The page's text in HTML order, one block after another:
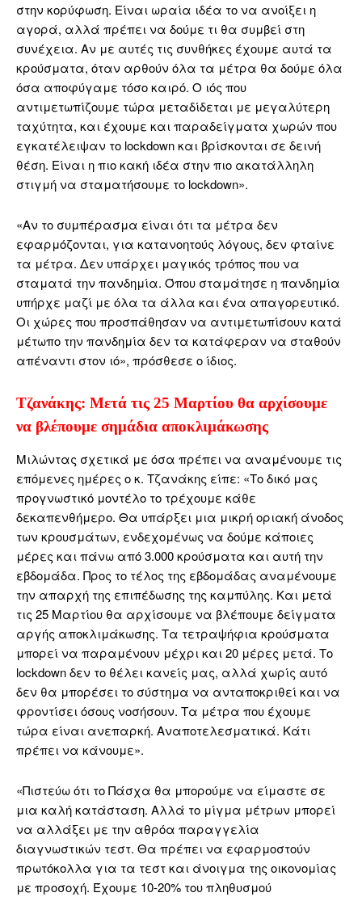
στην κορύφωση. Είναι ωραία ιδέα το να ανοίξει η
αγορά, αλλά πρέπει να δούμε τι θα συμβεί στη
συνέχεια. Αν με αυτές τις συνθήκες έχουμε αυτά τα
κρούσματα, όταν αρθούν όλα τα μέτρα θα δούμε όλα
όσα αποφύγαμε τόσο καιρό. Ο ιός που
αντιμετωπίζουμε τώρα μεταδίδεται με μεγαλύτερη
ταχύτητα, και έχουμε και παραδείγματα χωρών που
εγκατέλειψαν το lockdown και βρίσκονται σε δεινή
θέση. Είναι η πιο κακή ιδέα στην πιο ακατάλληλη
στιγμή να σταματήσουμε το lockdown».
«Αν το συμπέρασμα είναι ότι τα μέτρα δεν
εφαρμόζονται, για κατανοητούς λόγους, δεν φταίνε
τα μέτρα. Δεν υπάρχει μαγικός τρόπος που να
σταματά την πανδημία. Όπου σταμάτησε η πανδημία
υπήρχε μαζί με όλα τα άλλα και ένα απαγορευτικό.
Οι χώρες που προσπάθησαν να αντιμετωπίσουν κατά
μέτωπο την πανδημία δεν τα κατάφεραν να σταθούν
απέναντι στον ιό», πρόσθεσε ο ίδιος.
Τζανάκης: Μετά τις 25 Μαρτίου θα αρχίσουμε
να βλέπουμε σημάδια αποκλιμάκωσης
Μιλώντας σχετικά με όσα πρέπει να αναμένουμε τις
επόμενες ημέρες ο κ. Τζανάκης είπε: «Το δικό μας
προγνωστικό μοντέλο το τρέχουμε κάθε
δεκαπενθήμερο. Θα υπάρξει μια μικρή οριακή άνοδος
των κρουσμάτων, ενδεχομένως να δούμε κάποιες
μέρες και πάνω από 3.000 κρούσματα και αυτή την
εβδομάδα. Προς το τέλος της εβδομάδας αναμένουμε
την απαρχή της επιπέδωσης της καμπύλης. Και μετά
τις 25 Μαρτίου θα αρχίσουμε να βλέπουμε δείγματα
αργής αποκλιμάκωσης. Τα τετραψήφια κρούσματα
μπορεί να παραμένουν μέχρι και 20 μέρες μετά. Το
lockdown δεν το θέλει κανείς μας, αλλά χωρίς αυτό
δεν θα μπορέσει το σύστημα να ανταποκριθεί και να
φροντίσει όσους νοσήσουν. Τα μέτρα που έχουμε
τώρα είναι ανεπαρκή. Αναποτελεσματικά. Κάτι
πρέπει να κάνουμε».
«Πιστεύω ότι το Πάσχα θα μπορούμε να είμαστε σε
μια καλή κατάσταση. Αλλά το μίγμα μέτρων μπορεί
να αλλάξει με την αθρόα παραγγελία
διαγνωστικών τεστ. Θα πρέπει να εφαρμοστούν
πρωτόκολλα για τα τεστ και άνοιγμα της οικονομίας
με προσοχή. Έχουμε 10-20% του πληθυσμού